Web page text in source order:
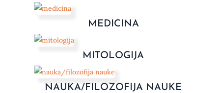
MEDICINA
MITOLOGIJA
NAUKA/FILOZOFIJA NAUKE